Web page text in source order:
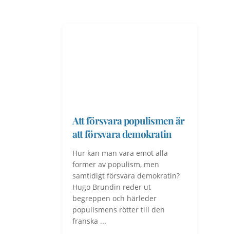
Att försvara populismen är
att försvara demokratin
Hur kan man vara emot alla
former av populism, men
samtidigt försvara demokratin?
Hugo Brundin reder ut
begreppen och härleder
populismens rötter till den
franska ...